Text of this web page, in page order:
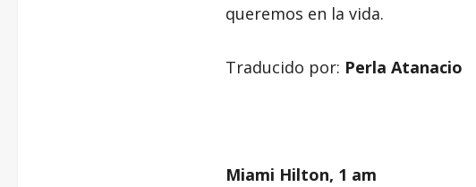
queremos en la vida.
Traducido por: Perla Atanacio
Miami Hilton, 1 am